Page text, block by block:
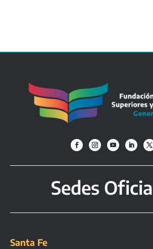
Sedes
Santa Fe